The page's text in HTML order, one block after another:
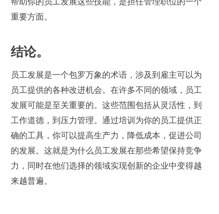
重要方面。
结论。
员工发展是一个包罗万象的术语，涉及到雇主可以为
员工提供的各种改进机会。在许多不同的领域，员工
发展可能是至关重要的。这些范围包括从灵活性，到
工作道德，到压力管理。通过培训为你的员工提供正
确的工具，你可以提高生产力，降低成本，促进公司
的发展。这就是为什么员工发展在那些希望保持竞争
力，同时在他们选择的领域实现创新的企业中变得越
来越普遍。